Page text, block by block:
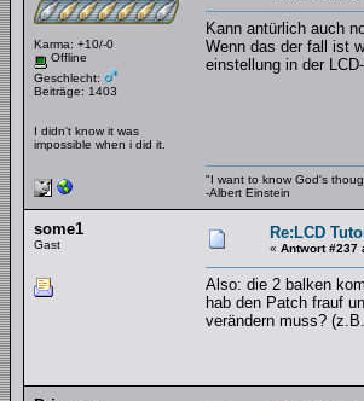
Karma: +10/-0
Offline
Geschlecht:
Beiträge: 1403
I didn't know it was
impossible when i did it.
Kann antürlich auch
Wenn das der fall ist
einstellung in der
"I want to know God's
-Albert Einstein
some1
Gast
Re:LCD
« Antwort #237
Also: die 2 balken
hab den Patch frauf
verändern muss?